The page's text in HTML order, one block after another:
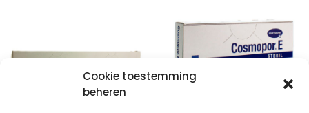
Cookie toestemming
beheren